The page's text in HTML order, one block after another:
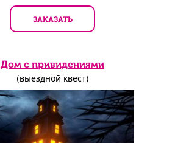
ЗАКАЗАТЬ
Дом с привидениями
(выездной квест)